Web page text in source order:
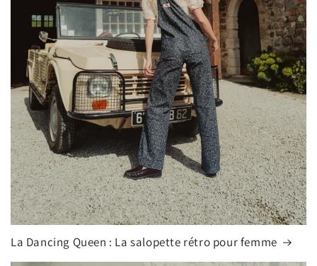
La Dancing Queen : La salopette rétro pour femme